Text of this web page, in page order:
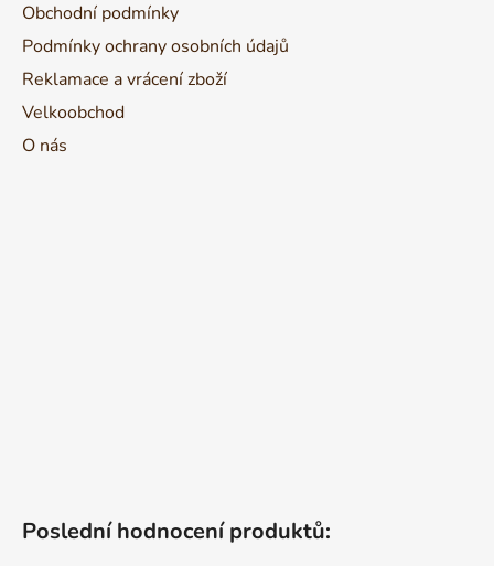
Obchodní podmínky
Podmínky ochrany osobních údajů
Reklamace a vrácení zboží
Velkoobchod
O nás
Poslední hodnocení produktů: